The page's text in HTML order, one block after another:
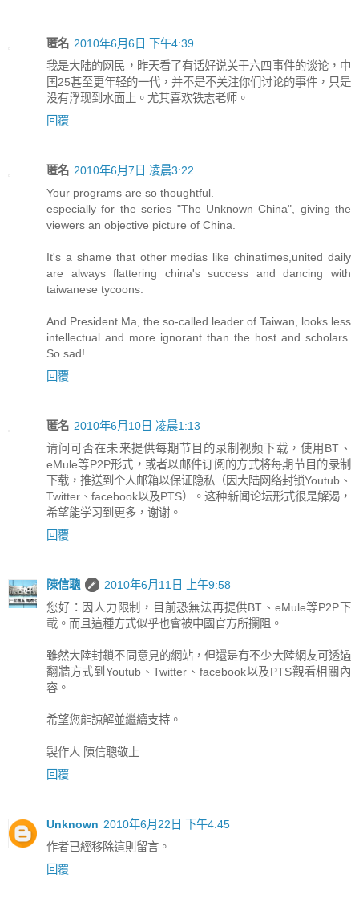
匿名 2010年6月6日 下午4:39
我是大陆的网民，昨天看了有话好说关于六四事件的谈论，中
国25甚至更年轻的一代，并不是不关注你们讨论的事件，只是
没有浮现到水面上。尤其喜欢铁志老师。
回覆
匿名 2010年6月7日 凌晨3:22
Your programs are so thoughtful.
especially for the series "The Unknown China", giving the
viewers an objective picture of China.
It's a shame that other medias like chinatimes,united daily
are always flattering china's success and dancing with
taiwanese tycoons.
And President Ma, the so-called leader of Taiwan, looks less
intellectual and more ignorant than the host and scholars.
So sad!
回覆
匿名 2010年6月10日 凌晨1:13
请问可否在未来提供每期节目的录制视频下载，使用BT、
eMule等P2P形式，或者以邮件订阅的方式将每期节目的录制
下载，推送到个人邮箱以保证隐私（因大陆网络封锁Youtub、
Twitter、facebook以及PTS）。这种新闻论坛形式很是解渴，
希望能学习到更多，谢谢。
回覆
陳信聰
2010年6月11日 上午9:58
您好：因人力限制，目前恐無法再提供BT、eMule等P2P下
載。而且這種方式似乎也會被中國官方所攔阻。
雖然大陸封鎖不同意見的網站，但還是有不少大陸網友可透過
翻牆方式到Youtub、Twitter、facebook以及PTS觀看相關內
容。
希望您能諒解並繼續支持。
製作人 陳信聰敬上
回覆
Unknown 2010年6月22日 下午4:45
作者已經移除這則留言。
回覆